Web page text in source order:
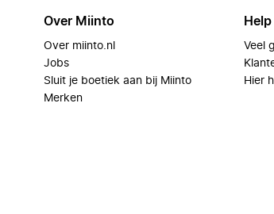
Over Miinto
Over miinto.nl
Jobs
Sluit je boetiek aan bij Miinto
Merken
Help
Veel
Hier